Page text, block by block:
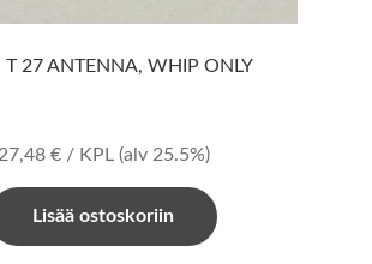
T 27 ANTENNA, WHIP ONLY
27,48 €/ KPL (alv 25.5%)
Lisää ostoskoriin